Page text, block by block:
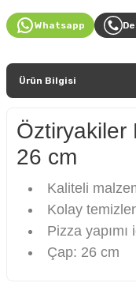
Whatsapp
Ürün Bilgisi
Öztiryakiler
26 cm
Kaliteli
Kolay
Pizza
Çap: 26 cm